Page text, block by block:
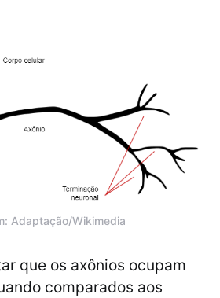
Adaptação/Wikimedia
que os axônios ocupam
comparados aos